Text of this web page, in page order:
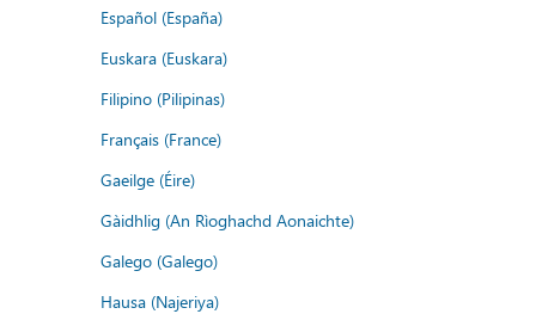
Español (España)
Euskara (Euskara)
Filipino (Pilipinas)
Français (France)
Gaeilge (Éire)
Gàidhlig (An Rìoghachd Aonaichte)
Galego (Galego)
Hausa (Najeriya)